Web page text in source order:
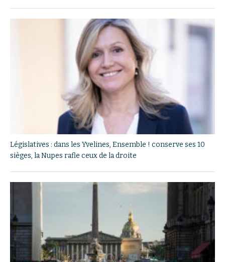
Législatives : dans les Yvelines, Ensemble ! conserve ses 10
sièges, la Nupes rafle ceux de la droite